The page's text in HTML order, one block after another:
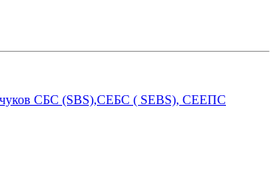
СБС (SBS),СЕБС ( SEBS), СЕЕПС